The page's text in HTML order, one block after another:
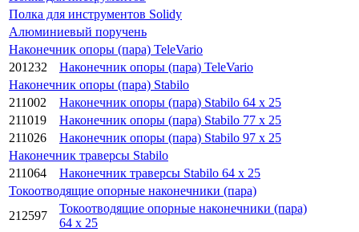
Полка для инструментов Solidy
Алюминиевый поручень
Наконечник опоры (пара) TeleVario
201232
Наконечник опоры (пара) TeleVario
Наконечник опоры (пара) Stabilo
211002
Наконечник опоры (пара) Stabilo 64 x 25
211019
Наконечник опоры (пара) Stabilo 77 x 25
211026
Наконечник опоры (пара) Stabilo 97 x 25
Наконечник траверсы Stabilo
211064
Наконечник траверсы Stabilo 64 x 25
Токоотводящие опорные наконечники (пара)
212597
Токоотводящие опорные наконечники (пара)
64 x 25